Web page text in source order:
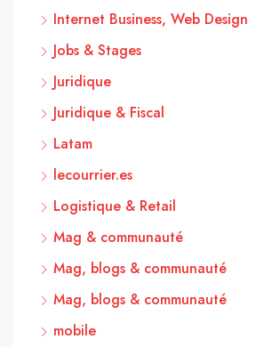
Internet Business, Web Design
Jobs & Stages
Juridique
Juridique & Fiscal
Latam
lecourrier.es
Logistique & Retail
Mag & communauté
Mag, blogs & communauté
Mag, blogs & communauté
mobile